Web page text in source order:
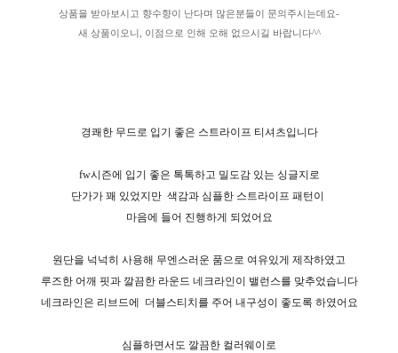
상품을 받아보시고 향수향이 난다며 많은분들이 문의주시는데요-
새 상품이오니, 이점으로 인해 오해 없으시길 바랍니다^^
경쾌한 무드로 입기 좋은 스트라이프 티셔츠입니다
fw시즌에 입기 좋은 톡톡하고 밀도감 있는 싱글지로
단가가 꽤 있었지만 색감과 심플한 스트라이프 패턴이
마음에 들어 진행하게 되었어요
원단을 넉넉히 사용해 무엔스러운 품으로 여유있게 제작하였고
루즈한 어깨 핏과 깔끔한 라운드 네크라인이 밸런스를 맞추었습니다
네크라인은 리브드에
더블스티치를 주어 내구성이 좋도록 하였어요
심플하면서도 깔끔한 컬러웨이로